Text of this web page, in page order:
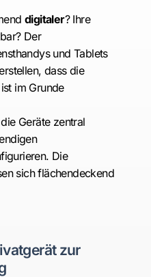
digitaler? Ihre
Der
und Tablets
dass die
im Grunde
Geräte zentral
Die
sich flächendeckend
zur